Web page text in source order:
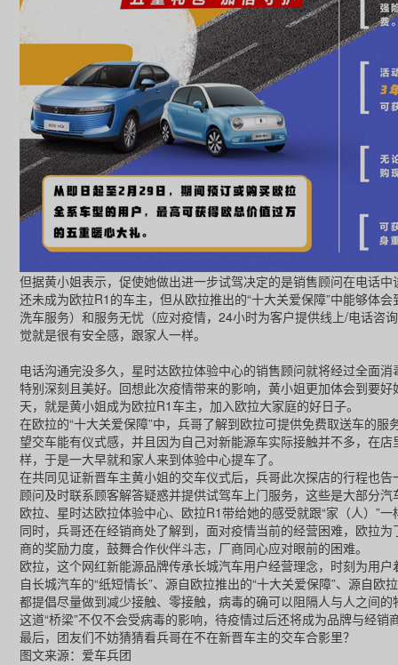
但据黄小姐表示，促使她做出进一步试驾决定的是销售顾问在电话
还未成为欧拉R1的车主，但从欧拉推出的“十大关爱保障”中能够体
洗车服务）和服务无忧（应对疫情，24小时为客户提供线上/电话咨
觉就是很有安全感，跟家人一样。
电话沟通完没多久，星时达欧拉体验中心的销售顾问就将经过全面
特别深刻且美好。回想此次疫情带来的影响，黄小姐更加体会到要
天，就是黄小姐成为欧拉R1车主，加入欧拉大家庭的好日子。
在欧拉的“十大关爱保障”中，兵哥了解到欧拉可提供免费取送车的
望交车能有仪式感，并且因为自己对新能源车实际接触并不多，在
样，于是一大早就和家人来到体验中心提车了。
在共同见证新晋车主黄小姐的交车仪式后，兵哥此次探店的行程也
顾问及时联系顾客解答疑惑并提供试驾车上门服务，这些是大部分
欧拉、星时达欧拉体验中心、欧拉R1带给她的感受就跟“家（人）”一
同时，兵哥还在经销商处了解到，面对疫情当前的经营困难，欧拉
商的奖励力度，鼓舞合作伙伴斗志，厂商同心应对眼前的困难。
欧拉，这个网红新能源品牌传承长城汽车用户经营理念，时刻为用
自长城汽车的“纸短情长”、源自欧拉推出的“十大关爱保障”、源自
都提倡尽量做到减少接触、零接触，病毒的确可以阻隔人与人之间
这道“桥梁”不仅不会受病毒的影响，待疫情过后还将成为品牌与经
最后，团友们不妨猜猜看兵哥在不在新晋车主的交车合影里？
图文来源：爱车兵团